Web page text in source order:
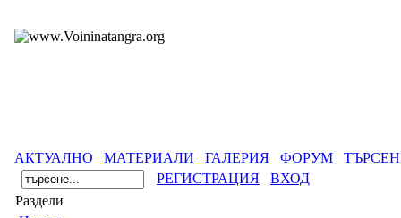
АКТУАЛНО МАТЕРИАЛИ ГАЛЕРИЯ ФОРУМ
РЕГИСТРАЦИЯ
ВХОД
Раздели